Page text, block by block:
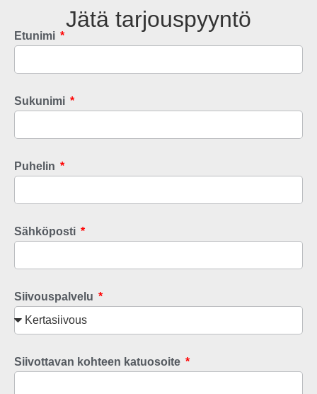
Jätä tarjouspyyntö
Etunimi
Sukunimi
Puhelin
Sähköposti
Siivouspalvelu
Siivottavan kohteen katuosoite